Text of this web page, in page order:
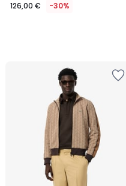
126,00 € -30%